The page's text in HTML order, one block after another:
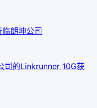
朗坤公司
司的Linkrunner 10G获